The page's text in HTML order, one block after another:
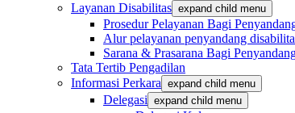
Layanan Disabilitas expand child menu
Prosedur Pelayanan Bagi
Alur pelayanan penyandang
Sarana & Prasarana Bagi
Tata Tertib Pengadilan
Informasi Perkara expand child menu
Delegasi expand child menu